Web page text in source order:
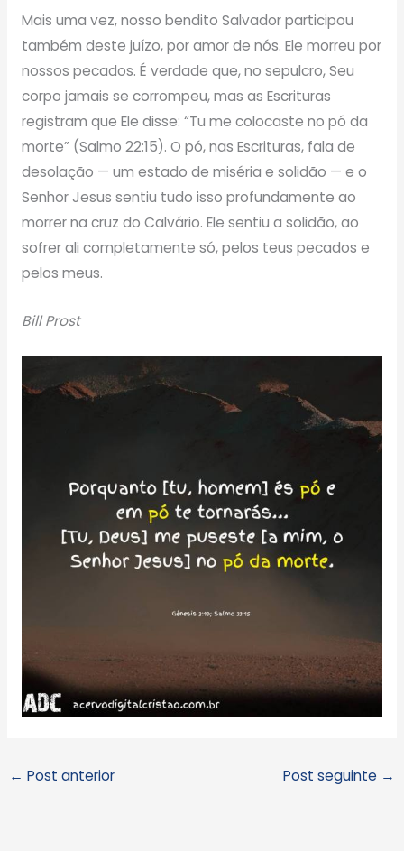
Mais uma vez, nosso bendito Salvador participou
também deste juízo, por amor de nós. Ele morreu por
nossos pecados. É verdade que, no sepulcro, Seu
corpo jamais se corrompeu, mas as Escrituras
registram que Ele disse: “Tu me colocaste no pó da
morte” (Salmo 22:15). O pó, nas Escrituras, fala de
desolação — um estado de miséria e solidão — e o
Senhor Jesus sentiu tudo isso profundamente ao
morrer na cruz do Calvário. Ele sentiu a solidão, ao
sofrer ali completamente só, pelos teus pecados e
pelos meus.
Bill Prost
← Post anterior Post seguinte →